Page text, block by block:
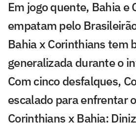
Em jogo quente, Bahia e
empatam pelo
Bahia x Corinthians tem
generalizada durante o
Com cinco desfalques,
escalado para enfrentar
Corinthians x Bahia: